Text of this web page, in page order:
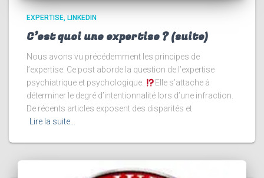
EXPERTISE LINKEDIN
C’est quoi une expertise ? (suite)
Nous avons vu précédemment les principes de
l’expertise. Ce post aborde la question de l’expertise
psychiatrique et psychologique.
Elle s’attache à
déterminer le degré d’intentionnalité lors d’une infraction.
De récents articles exposent des disparités et
Lire la suite…